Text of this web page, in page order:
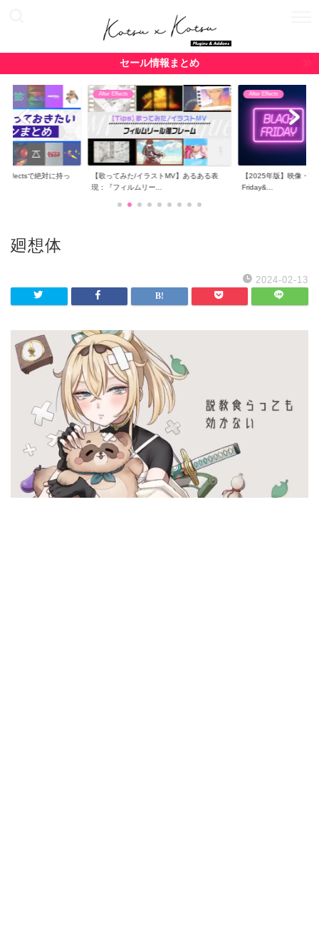
セール情報まとめ
Effectsで絶対に持っ
After Effects
【歌ってみた/イラストMV】あるある表
現：『フィルムリー...
After Effects
【2025年版】映像・
Friday&...
廻想体
2024-02-13